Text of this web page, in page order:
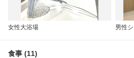
女性大浴場 男性
食事 (11)